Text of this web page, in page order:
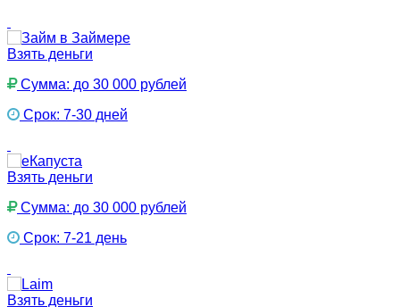
Взять деньги
Сумма: до 30 000 рублей
Срок: 7-30 дней
Взять деньги
Сумма: до 30 000 рублей
Срок: 7-21 день
Взять деньги